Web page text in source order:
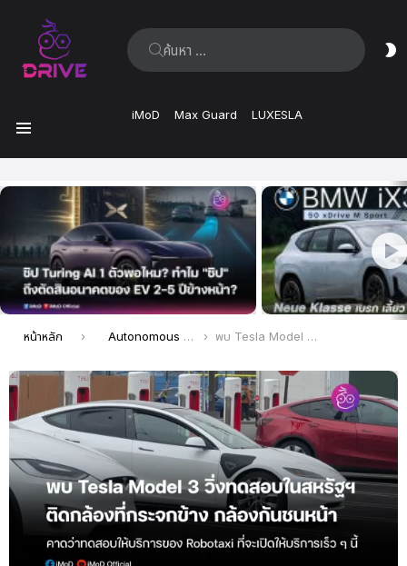
ค้นหา:
iMoD Max Guard LUXESLA
ล่าสุด
คุณอยู่ที่นี่:
หน้าหลัก Autonomous Driving พบ Tesla Model 3 วิ่งทดสอบในสหรัฐฯ ติดกล้องด้านข้างที่กระจก และกล้องที่กันชนหน้า คาดว่าทดสอบให้บริการของ Robotaxi ที่จะเปิดให้บริการเร็ว ๆ นี้